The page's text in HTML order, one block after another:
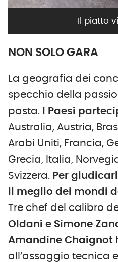
Il piatto
NON SOLO GARA
La geografia dei
specchio della
pasta.
I Paesi
Australia, Austria,
Arabi Uniti, Francia,
Grecia, Italia,
Svizzera. Per
il meglio dei mondi
Tre chef del calibro
Oldani e Simone
Amandine Chaignot
all’assaggio tecnica